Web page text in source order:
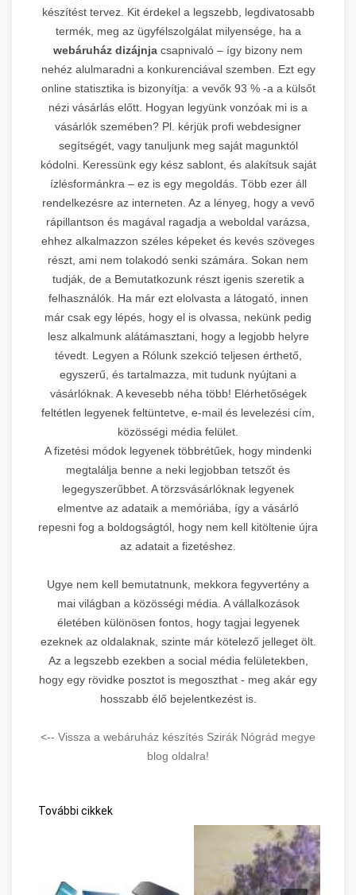
készítést tervez. Kit érdekel a legszebb, legdivatosabb
termék, meg az ügyfélszolgálat milyensége, ha a
webáruház dizájnja csapnivaló – így bizony nem
nehéz alulmaradni a konkurenciával szemben. Ezt egy
online statisztika is bizonyítja: a vevők 93 % -a a külsőt
nézi vásárlás előtt. Hogyan legyünk vonzóak mi is a
vásárlók szemében? Pl. kérjük profi webdesigner
segítségét, vagy tanuljunk meg saját magunktól
kódolni. Keressünk egy kész sablont, és alakítsuk saját
ízlésformánkra – ez is egy megoldás. Több ezer áll
rendelkezésre az interneten. Az a lényeg, hogy a vevő
rápillantson és magával ragadja a weboldal varázsa,
ehhez alkalmazzon széles képeket és kevés szöveges
részt, ami nem tolakodó senki számára. Sokan nem
tudják, de a Bemutatkozunk részt igenis szeretik a
felhasználók. Ha már ezt elolvasta a látogató, innen
már csak egy lépés, hogy el is olvassa, nekünk pedig
lesz alkalmunk alátámasztani, hogy a legjobb helyre
tévedt. Legyen a Rólunk szekció teljesen érthető,
egyszerű, és tartalmazza, mit tudunk nyújtani a
vásárlóknak. A kevesebb néha több! Elérhetőségek
feltétlen legyenek feltüntetve, e-mail és levelezési cím,
közösségi média felület.
A fizetési módok legyenek többrétűek, hogy mindenki
megtalálja benne a neki legjobban tetszőt és
legegyszerűbbet. A törzsvásárlóknak legyenek
elmentve az adataik a memóriába, így a vásárló
repesni fog a boldogságtól, hogy nem kell kitöltenie újra
az adatait a fizetéshez.
Ugye nem kell bemutatnunk, mekkora fegyvertény a
mai világban a közösségi média. A vállalkozások
életében különösen fontos, hogy tagjai legyenek
ezeknek az oldalaknak, szinte már kötelező jelleget ölt.
Az a legszebb ezekben a social média felületekben,
hogy egy rövidke posztot is megoszthat - meg akár egy
hosszabb élő bejelentkezést is.
<-- Vissza a webáruház készítés Szirák Nógrád megye
blog oldalra!
További cikkek